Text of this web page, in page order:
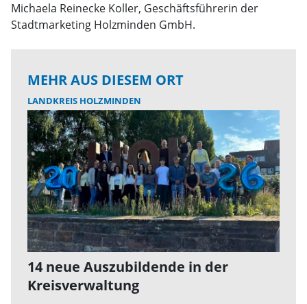
Michaela Reinecke Koller, Geschäftsführerin der
Stadtmarketing Holzminden GmbH.
MEHR AUS DIESEM ORT
LANDKREIS HOLZMINDEN
14 neue Auszubildende in der
Kreisverwaltung